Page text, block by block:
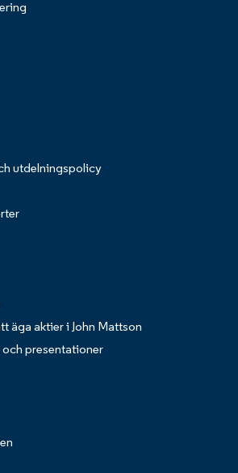
utdelningspolicy
äga aktier i John Mattson
presentationer